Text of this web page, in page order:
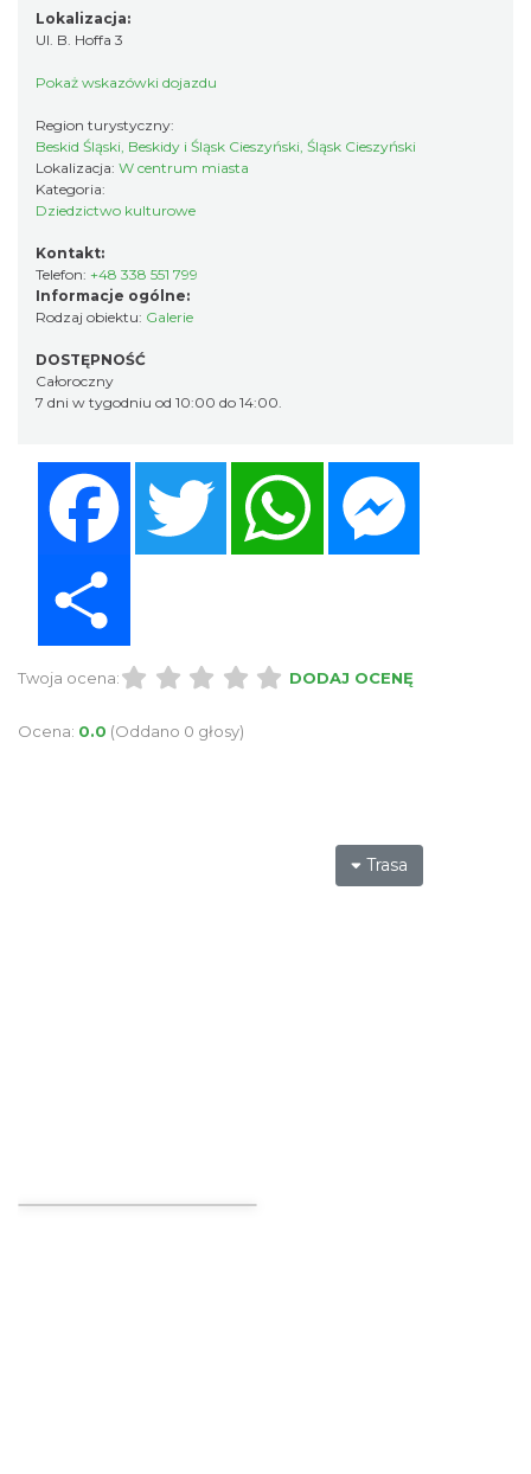
Lokalizacja:
Ul. B. Hoffa 3
Pokaż wskazówki dojazdu
Region turystyczny:
Beskid Śląski, Beskidy i Śląsk Cieszyński, Śląsk Cieszyński
Lokalizacja: W centrum miasta
Kategoria:
Dziedzictwo kulturowe
Kontakt:
Telefon: +48 338 551 799
Informacje ogólne:
Rodzaj obiektu: Galerie
DOSTĘPNOŚĆ
Całoroczny
7 dni w tygodniu od 10:00 do 14:00.
Twitter WhatsApp
Twoja ocena: DODAJ OCENĘ
Ocena: 0.0 (Oddano 0 głosy)
Trasa